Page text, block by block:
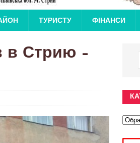
ТУРИСТУ ФІНАНСИ
в Стрию –